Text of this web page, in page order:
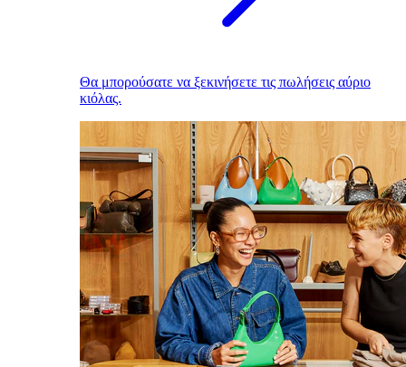
Θα μπορούσατε να ξεκινήσετε τις πωλήσεις αύριο
κιόλας.